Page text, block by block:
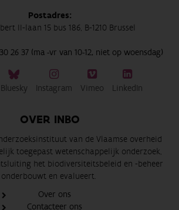
Postadres:
II-laan 15 bus 186, B-1210 Brussel
26 37 (ma -vr van 10-12, niet op woensdag)
Bluesky Instagram Vimeo LinkedIn
OVER INBO
van de Vlaamse overheid
toegepast wetenschappelijk onderzoek,
het biodiversiteitsbeleid en -beheer
onderbouwt en evalueert.
Over ons
Contacteer ons